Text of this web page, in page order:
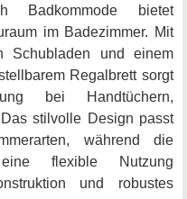
Badkommode bietet
im Badezimmer. Mit
Schubladen und einem
Regalbrett sorgt
bei Handtüchern,
stilvolle Design passt
während die
flexible Nutzung
und robustes